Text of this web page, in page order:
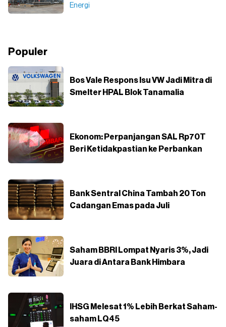
Energi
Populer
Bos Vale Respons Isu VW Jadi Mitra di
Smelter HPAL Blok Tanamalia
Ekonom: Perpanjangan SAL Rp70T
Beri Ketidakpastian ke Perbankan
Bank Sentral China Tambah 20 Ton
Cadangan Emas pada Juli
Saham BBRI Lompat Nyaris 3%, Jadi
Juara di Antara Bank Himbara
IHSG Melesat 1% Lebih Berkat Saham-
saham LQ45